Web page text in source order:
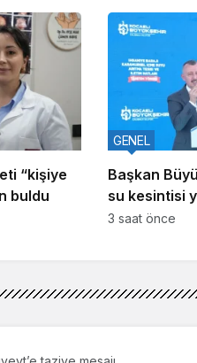
“kişiye
buldu
Başkan
su kesintisi
GENEL
3 saat önce